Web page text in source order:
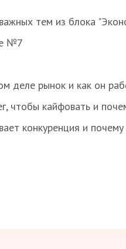
тем из блока
№7
деле рынок и как он
чтобы кайфовать и
конкуренция и